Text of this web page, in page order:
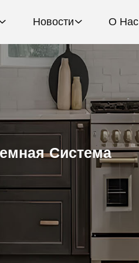
Новости О Нас
Система